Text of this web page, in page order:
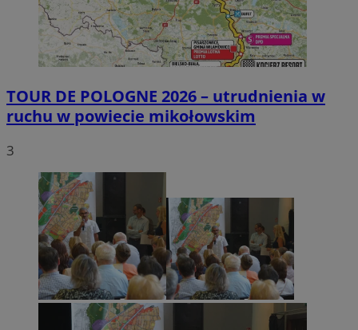
TOUR DE POLOGNE 2026 – utrudnienia w
ruchu w powiecie mikołowskim
3